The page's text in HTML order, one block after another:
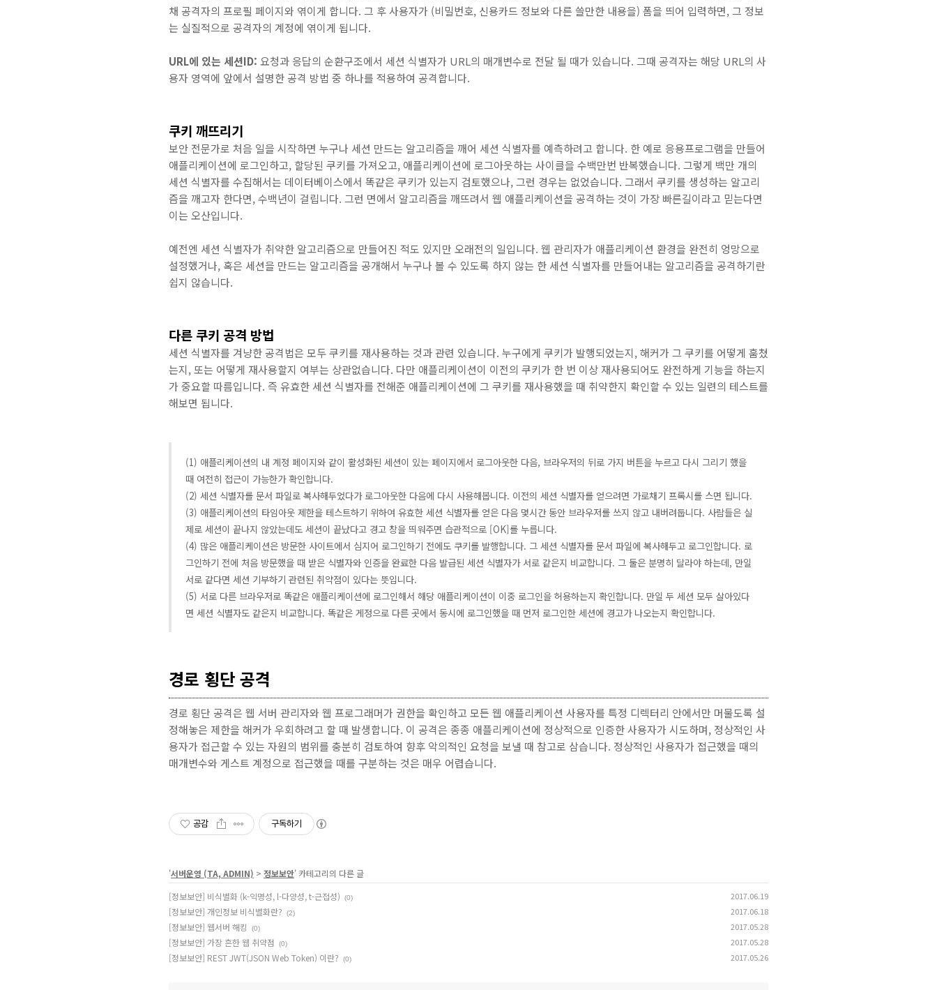
채 공격자의 프로필 페이지와 엮이게 합니다. 그 후 사용자가 (비밀번호, 신용카드 정보와 다른 쓸만한 내용을) 폼을 띄어 입력하면, 그 정보
는 실질적으로 공격자의 계정에 엮이게 됩니다.
URL에 있는 세션ID: 요청과 응답의 순환구조에서 세션 식별자가 URL의 매개변수로 전달 될 때가 있습니다. 그때 공격자는 해당 URL의 사
용자 영역에 앞에서 설명한 공격 방법 중 하나를 적용하여 공격합니다.
쿠키 깨뜨리기
보안 전문가로 처음 일을 시작하면 누구나 세션 만드는 알고리즘을 깨어 세션 식별자를 예측하려고 합니다. 한 예로 응용프로그램을 만들어
애플리케이션에 로그인하고, 할당된 쿠키를 가져오고, 애플리케이션에 로그아웃하는 사이클을 수백만번 반복했습니다. 그렇게 백만 개의
세션 식별자를 수집해서는 데이터베이스에서 똑같은 쿠키가 있는지 검토했으나, 그런 경우는 없었습니다. 그래서 쿠키를 생성하는 알고리
즘을 깨고자 한다면, 수백년이 걸립니다. 그런 면에서 알고리즘을 깨뜨려서 웹 애플리케이션을 공격하는 것이 가장 빠른길이라고 믿는다면
이는 오산입니다.
예전엔 세션 식별자가 취약한 알고리즘으로 만들어진 적도 있지만 오래전의 일입니다. 웹 관리자가 애플리케이션 환경을 완전히 엉망으로
설정했거나, 혹은 세션을 만드는 알고리즘을 공개해서 누구나 볼 수 있도록 하지 않는 한 세션 식별자를 만들어내는 알고리즘을 공격하기란
쉽지 않습니다.
다른 쿠키 공격 방법
세션 식별자를 겨냥한 공격법은 모두 쿠키를 재사용하는 것과 관련 있습니다. 누구에게 쿠키가 발행되었는지, 해커가 그 쿠키를 어떻게 훔쳤
는지, 또는 어떻게 재사용할지 여부는 상관없습니다. 다만 애플리케이션이 이전의 쿠키가 한 번 이상 재사용되어도 완전하게 기능을 하는지
가 중요할 따름입니다. 즉 유효한 세션 식별자를 전해준 애플리케이션에 그 쿠키를 재사용했을 때 취약한지 확인할 수 있는 일련의 테스트를
해보면 됩니다.
(1) 애플리케이션의 내 계정 페이지와 같이 활성화된 세션이 있는 페이지에서 로그아웃한 다음, 브라우저의 뒤로 가지 버튼을 누르고 다시 그리기 했을
때 여전히 접근이 가능한가 확인합니다.
(2) 세션 식별자를 문서 파일로 복사해두었다가 로그아웃한 다음에 다시 사용해봅니다. 이전의 세션 식별자를 얻으려면 가로채기 프록시를 스면 됩니다.
(3) 애플리케이션의 타임아웃 제한을 테스트하기 위하여 유효한 세션 식별자를 얻은 다음 몇시간 동안 브라우저를 쓰지 않고 내버려둡니다. 사람들은 실
제로 세션이 끝나지 않았는데도 세션이 끝났다고 경고 창을 띄워주면 습관적으로 [OK]를 누릅니다.
(4) 많은 애플리케이션은 방문한 사이트에서 심지어 로그인하기 전에도 쿠키를 발행합니다. 그 세션 식별자를 문서 파일에 복사해두고 로그인합니다. 로
그인하기 전에 처음 방문했을 때 받은 식별자와 인증을 완료한 다음 발급된 세션 식별자가 서로 같은지 비교합니다. 그 둘은 분명히 달라야 하는데, 만일
서로 같다면 세션 기부하기 관련된 취약점이 있다는 뜻입니다.
(5) 서로 다른 브라우저로 똑같은 애플리케이션에 로그인해서 해당 애플리케이션이 이중 로그인을 허용하는지 확인합니다. 만일 두 세션 모두 살아있다
면 세션 식별자도 같은지 비교합니다. 똑같은 게정으로 다른 곳에서 동시에 로그인했을 때 먼저 로그인한 세션에 경고가 나오는지 확인합니다.
경로 횡단 공격
경로 횡단 공격은 웹 서버 관리자와 웹 프로그래머가 권한을 확인하고 모든 웹 애플리케이션 사용자를 특정 디렉터리 안에서만 머물도록 설
정해놓은 제한을 해커가 우회하려고 할 때 발생합니다. 이 공격은 종종 애플리케이션에 정상적으로 인증한 사용자가 시도하며, 정상적인 사
용자가 접근할 수 있는 자원의 범위를 충분히 검토하여 향후 악의적인 요청을 보낼 때 참고로 삼습니다. 정상적인 사용자가 접근했을 때의
매개변수와 게스트 계정으로 접근했을 때를 구분하는 것은 매우 어렵습니다.
공감 구독하기
'서버운영 (TA, ADMIN) > 정보보안' 카테고리의 다른 글
[정보보안] 비식별화 (k-익명성, l-다양성, t-근접성)
(0) 2017.06.19
[정보보안] 개인정보 비식별화란? (2) 2017.06.18
[정보보안] 웹서버 해킹 (0) 2017.05.28
[정보보안] 가장 흔한 웹 취약점 (0) 2017.05.28
[정보보안] REST JWT(JSON Web Token) 이란? (0) 2017.05.26